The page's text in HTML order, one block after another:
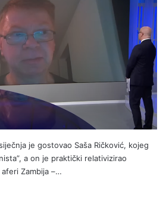
je gostovao Saša Ričković, kojeg
a on je praktički relativizirao
Zambija –…